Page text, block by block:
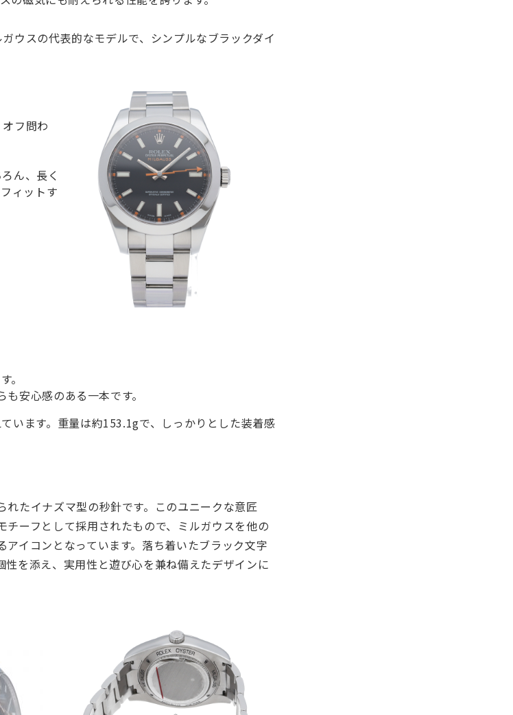
ウスの代表的なモデルで、シンプルなブラックダイ
フ問わ
ん、長く
ィットす
。
安心感のある一本です。
います。重量は約153.1gで、しっかりとした装着感
たイナズマ型の秒針です。このユニークな意匠
ーフとして採用されたもので、ミルガウスを他の
イコンとなっています。落ち着いたブラック文字
を添え、実用性と遊び心を兼ね備えたデザインに